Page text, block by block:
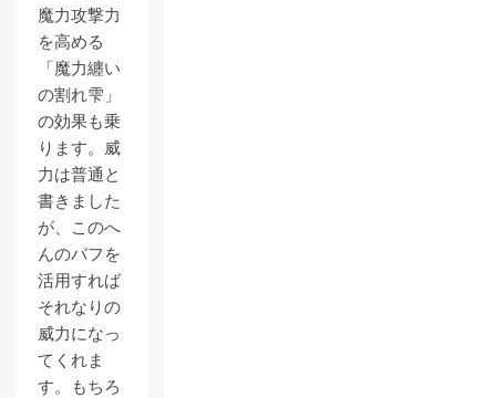
魔力攻撃力
を高める
「魔力纏い
の割れ雫」
の効果も乗
ります。威
力は普通と
書きました
が、このへ
んのバフを
活用すれば
それなりの
威力になっ
てくれま
す。もちろ